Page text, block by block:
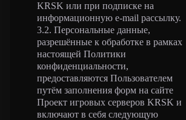
KRSK или при подписке на
информационную e-mail рассылку.
3.2. Персональные данные,
разрешённые к обработке в рамках
настоящей Политики
конфиденциальности,
предоставляются Пользователем
путём заполнения форм на сайте
Проект игровых серверов KRSK и
включают в себя следующую